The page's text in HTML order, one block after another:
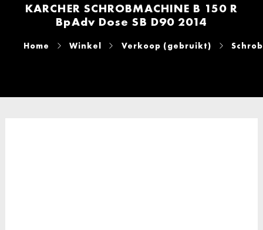
KARCHER SCHROBMACHINE B 150 R
BpAdv Dose SB D90 2014
Home Winkel Verkoop (gebruikt)